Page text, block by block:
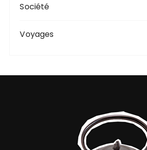
Société
Voyages